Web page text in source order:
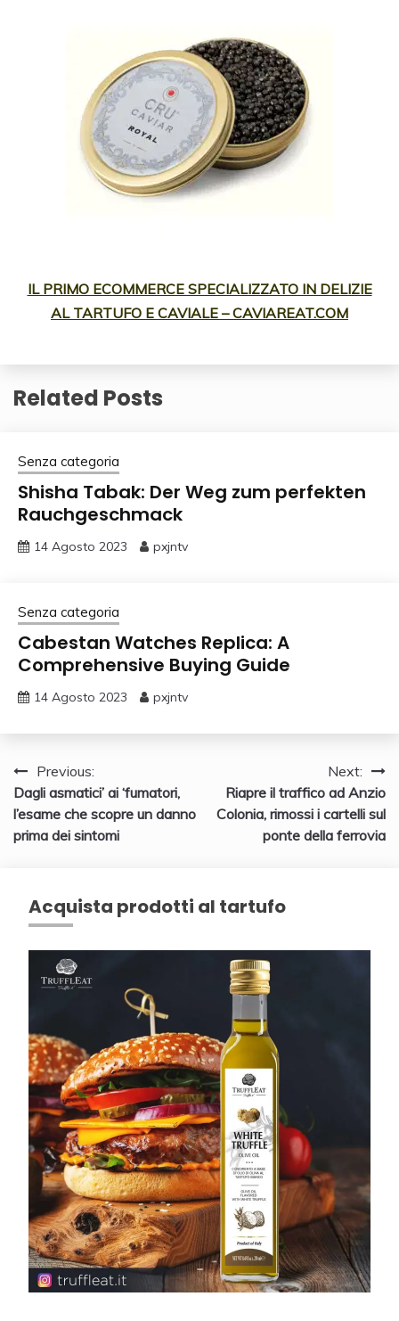
IL PRIMO ECOMMERCE SPECIALIZZATO IN DELIZIE
AL TARTUFO E CAVIALE – CAVIAREAT.COM
Related Posts
Senza categoria
Shisha Tabak: Der Weg zum perfekten
Rauchgeschmack
14 Agosto 2023 pxjntv
Senza categoria
Cabestan Watches Replica: A
Comprehensive Buying Guide
14 Agosto 2023 pxjntv
Navigazione
articoli
Previous:
Dagli asmatici’ ai ‘fumatori,
l’esame che scopre un danno
prima dei sintomi
Next:
Riapre il traffico ad Anzio
Colonia, rimossi i cartelli sul
ponte della ferrovia
Acquista prodotti al tartufo